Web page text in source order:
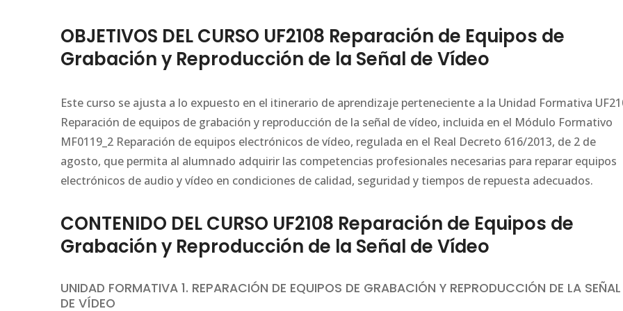
OBJETIVOS DEL CURSO UF2108 Reparación de Equipos de
Grabación y Reproducción de la Señal de Vídeo
Este curso se ajusta a lo expuesto en el itinerario de aprendizaje perteneciente a la Unidad Formativa
Reparación de equipos de grabación y reproducción de la señal de vídeo, incluida en el Módulo Formativo
MF0119_2 Reparación de equipos electrónicos de vídeo, regulada en el Real Decreto 616/2013, de 2 de
agosto, que permita al alumnado adquirir las competencias profesionales necesarias para reparar equipos
electrónicos de audio y vídeo en condiciones de calidad, seguridad y tiempos de repuesta adecuados.
CONTENIDO DEL CURSO UF2108 Reparación de Equipos de
Grabación y Reproducción de la Señal de Vídeo
UNIDAD FORMATIVA 1. REPARACIÓN DE EQUIPOS DE GRABACIÓN Y REPRODUCCIÓN DE LA SEÑAL
DE VÍDEO